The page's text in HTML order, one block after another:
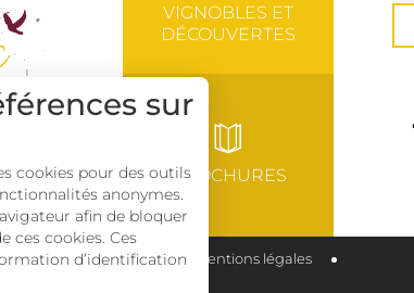
VIGNOBLES ET
DÉCOUVERTES
BROCHURES
et Vignobles Mentions légales
sur
cookies pour des outils
anonymes.
afin de bloquer
ces cookies. Ces
d’identification